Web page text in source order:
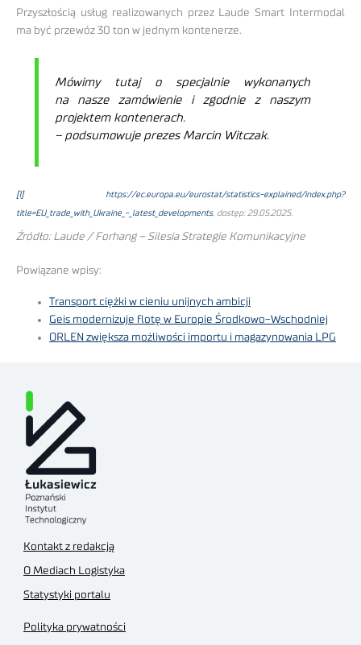
Przyszłością usług realizowanych przez Laude Smart Intermodal
ma być przewóz 30 ton w jednym kontenerze.
Mówimy tutaj o specjalnie wykonanych
na nasze zamówienie i zgodnie z naszym
projektem kontenerach.
– podsumowuje prezes Marcin Witczak.
[1] https://ec.europa.eu/eurostat/statistics-explained/index.php?
title=EU_trade_with_Ukraine_-_latest_developments, dostęp: 29.05.2025.
Źródło: Laude / Forhang – Silesia Strategie Komunikacyjne
Powiązane wpisy:
Transport ciężki w cieniu unijnych ambicji
Geis modernizuje flotę w Europie Środkowo-Wschodniej
ORLEN zwiększa możliwości importu i magazynowania LPG
Kontakt z redakcją
O Mediach Logistyka
Statystyki portalu
Polityka prywatności